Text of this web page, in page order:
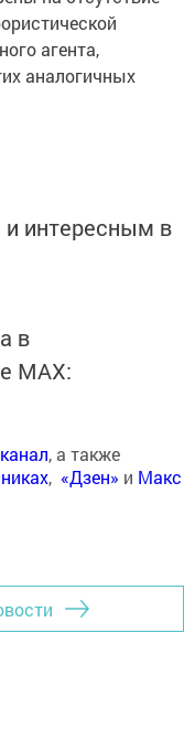
агента,
аналогичных
интересным в
в
MАХ:
, а также
, «Дзен» и Макс